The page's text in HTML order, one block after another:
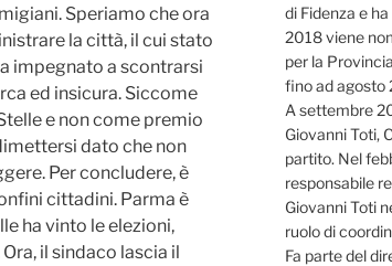
Speriamo che ora
la città, il cui stato
impegnato a scontrarsi
ed insicura. Siccome
e non come premio
dato che non
Per concludere, è
cittadini. Parma è
ha vinto le elezioni,
il sindaco lascia il
di Fidenza e
2018 viene
per la
fino ad agosto
A settembre
Giovanni Toti,
partito. Nel
responsabile
Giovanni Toti
ruolo di
Fa parte del